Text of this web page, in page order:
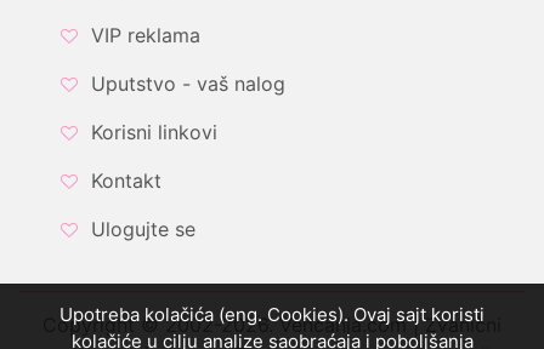
VIP reklama
Uputstvo - vaš nalog
Korisni linkovi
Kontakt
Ulogujte se
Copyright © 2002-2026. Vencanja.com | Zvanični
Upotreba kolačića (eng. Cookies). Ovaj sajt koristi
kolačiće u cilju analize saobraćaja i poboljšanja